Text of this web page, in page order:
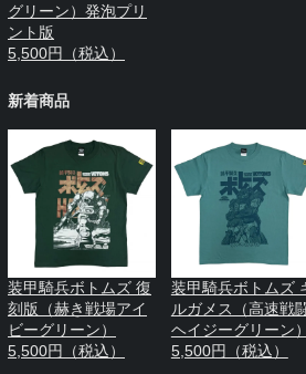
グリーン）発泡プリ
ント版
5,500円（税込）
新着商品
装甲騎兵ボトムズ 復
刻版（赫き戦場アイ
ビーグリーン）
5,500円（税込）
装甲騎兵ボトムズ
ルガメス（高速戦
ヘイジーグリーン）
5,500円（税込）